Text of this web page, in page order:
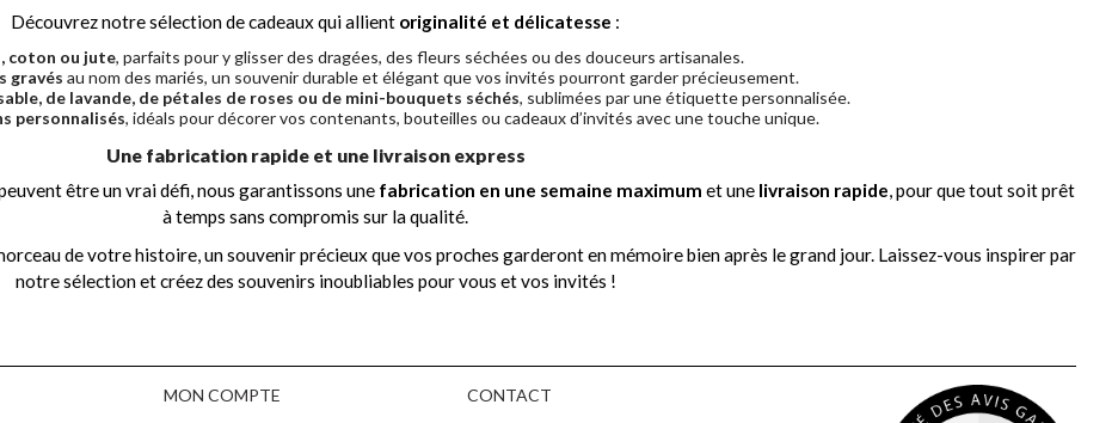
Découvrez notre sélection de cadeaux qui allient originalité et délicatesse :
coton ou jute, parfaits pour y glisser des dragées, des fleurs séchées ou des douceurs artisanales.
gravés au nom des mariés, un souvenir durable et élégant que vos invités pourront garder précieusement.
de lavande, de pétales de roses ou de mini-bouquets séchés, sublimées par une étiquette personnalisée.
personnalisés, idéals pour décorer vos contenants, bouteilles ou cadeaux d’invités avec une touche unique.
Une fabrication rapide et une livraison express
être un vrai défi, nous garantissons une fabrication en une semaine maximum et une livraison rapide, pour que tout soit prêt
à temps sans compromis sur la qualité.
de votre histoire, un souvenir précieux que vos proches garderont en mémoire bien après le grand jour. Laissez-vous inspirer par
notre sélection et créez des souvenirs inoubliables pour vous et vos invités !
MON COMPTE CONTACT